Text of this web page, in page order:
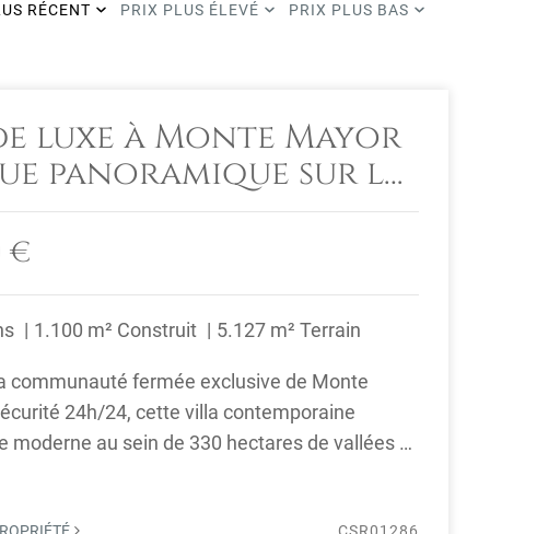
RÉCENT PRIX PLUS ÉLEVÉ PRIX PLUS BAS
luxe à Monte Mayor
panoramique sur la
€
1.100 m² Construit 5.127 m² Terrain
communauté fermée exclusive de Monte
24h/24, cette villa contemporaine
moderne au sein de 330 hectares de vallées et
CSR01286